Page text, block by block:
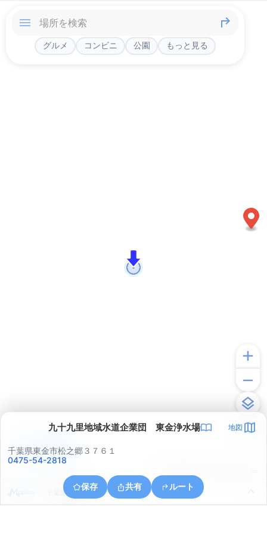
グルメ コンビニ 公園 もっと見る
九十九里地域水道企業団 東金浄水場 地図
千葉県東金市松之郷３７６１
0475-54-2818
保存 共有 ルート
千葉県東金市滝
アプリで見る